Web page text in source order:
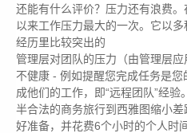
还能有什么评价？压力还有浪费
以来工作压力最大的一次。它以
经历里比较突出的
管理层对团队的压力（由管理层
不健康 - 例如提醒您完成任务是
成他们的工作，即“远程团队”经验
半合法的商务旅行到西雅图缩小
好准备，并花费6个小时的个人时